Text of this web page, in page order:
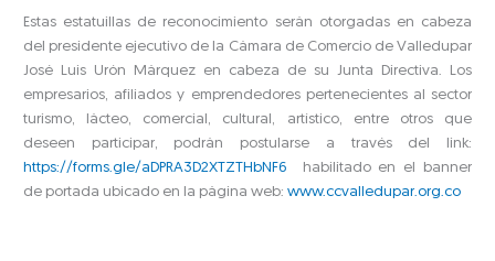
Estas estatuillas de reconocimiento serán otorgadas en cabeza
del presidente ejecutivo de la Cámara de Comercio de Valledupar
José Luis Urón Márquez en cabeza de su Junta Directiva. Los
empresarios, afiliados y emprendedores pertenecientes al sector
turismo, lácteo, comercial, cultural, artístico, entre otros que
deseen participar, podrán postularse a través del link:
https://forms.gle/aDPRA3D2XTZTHbNF6 habilitado en el banner
de portada ubicado en la página web:www.ccvalledupar.org.co